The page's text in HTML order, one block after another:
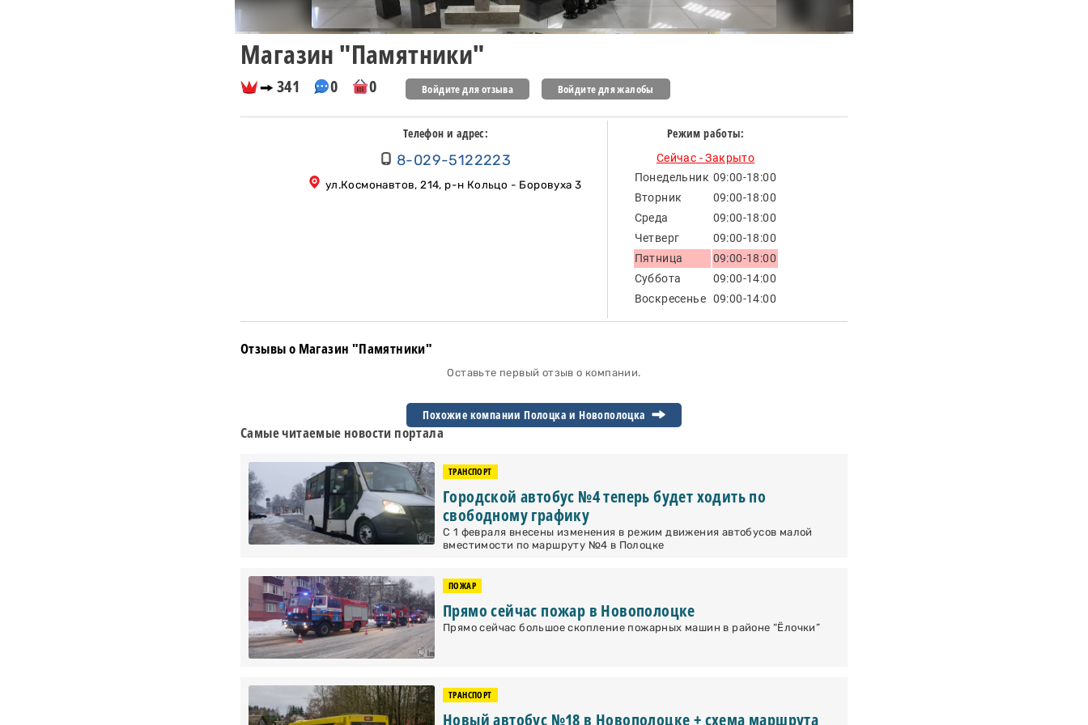
Магазин "Памятники"
341 0 0 Войдите для отзыва Войдите для жалобы
Телефон и адрес:
8-029-5122223
ул.Космонавтов, 214, р-н Кольцо - Боровуха 3
Режим работы:
Сейчас - Закрыто
Понедельник 09:00-18:00
Вторник
09:00-18:00
Среда
09:00-18:00
Четверг
09:00-18:00
Пятница
09:00-18:00
Суббота
09:00-14:00
Воскресенье 09:00-14:00
Отзывы о Магазин "Памятники"
Оставьте первый отзыв о компании.
Похожие компании Полоцка и Новополоцка
Самые читаемые новости портала
ТРАНСПОРТ
Городской автобус №4 теперь будет ходить по
свободному графику
С 1 февраля внесены изменения в режим движения автобусов малой
вместимости по маршруту №4 в Полоцке
ПОЖАР
Прямо сейчас пожар в Новополоцке
Прямо сейчас большое скопление пожарных машин в районе “Ёлочки”
ТРАНСПОРТ
Новый автобус №18 в Новополоцке + схема маршрута